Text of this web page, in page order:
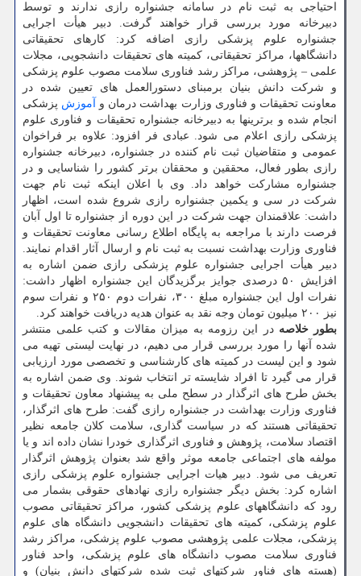
احتیاجی به ثبت نام در سامانه جشنواره رازی ندارند و توسط
دبیرخانه مورد بررسی قرار خواهند گرفت. دبیر هیأت اجرایی
جشنواره علوم پزشکی رازی اضافه کرد: کارهای تحقیقاتی
دانشگاهها، مراکز تحقیقاتی، کمیته های تحقیقات دانشجویی، مجلات
علمی – پژوهشی، مراکز رشد فناوری سلامت مصوب علوم پزشکی
و شرکت دانش بنیان برمبنای دستورالعمل های تعیین شده در
معاونت تحقیقات و فناوری وزارت بهداشت درمان و
آموزش پزشکی
انجام شده و برترینها به دبیرخانه جشنواره تحقیقات و فناوری علوم
پزشکی رازی اعلام می شود. عبادی فر افزود: علاوه بر فراخوان
عمومی و متقاضیان ثبت نام کننده در جشنواره، دبیرخانه جشنواره
رازی بطور فعال، محققین و محققان برتر کشور را شناسایی و در
جشنواره مشارکت خواهد داد. وی با اعلان اینکه ثبت نام جهت
شرکت در سی و یکمین جشنواره رازی شروع شده است، اظهار
داشت: علاقمندان جهت شرکت در این دوره از جشنواره تا اول آبان
فرصت دارند با مراجعه به پایگاه اطلاع رسانی معاونت تحقیقات و
فناوری وزارت بهداشت نسبت به ثبت نام و ارسال آثار اقدام نمایند.
دبیر هیأت اجرایی جشنواره علوم پزشکی رازی ضمن اشاره به
افزایش ۵۰ درصدی جوایز برگزیدگان این جشنواره اظهار داشت:
نفرات اول این جشنواره مبلغ ۳۰۰، نفرات دوم ۲۵۰ و نفرات سوم
نیز ۲۰۰ میلیون تومان وجه نقد به عنوان هدیه دریافت خواهند کرد.
بطور خلاصه در این رزومه به میزان مقالات و کتب علمی منتشر
شده آنها را مورد بررسی قرار می دهیم، در نهایت لیستی تهیه می
شود و این لیست در کمیته های کارشناسی و تخصصی مورد ارزیابی
قرار می گیرد تا افراد شایسته تر انتخاب شوند. وی ضمن اشاره به
بخش طرح های اثرگذار در سطح ملی به پیشنهاد معاون تحقیقات و
فناوری وزارت بهداشت در جشنواره رازی گفت: طرح های اثرگذار،
تحقیقاتی هستند که در سیاست گذاری، سلامت کلان جامعه نظیر
اقتصاد سلامت، پژوهش و فناوری اثرگذاری خودرا نشان داده اند و یا
مولفه های اجتماعی جامعه موثر واقع شد بعنوان پژوهش اثرگذار
تعریف می شود. دبیر هیات اجرایی جشنواره علوم پزشکی رازی
اشاره کرد: بخش دیگر جشنواره رازی نهادهای حقوقی بشمار می
رود که دانشگاههای علوم پزشکی کشور، مراکز تحقیقاتی مصوب
علوم پزشکی، کمیته های تحقیقات دانشجویی دانشگاه های علوم
پزشکی، مجلات علمی پژوهشی مصوب علوم پزشکی، مراکز رشد
فناوری سلامت مصوب دانشگاه های علوم پزشکی، واحد فناور
(هسته های فناور شرکتهای ثبت شده شرکتهای دانش بنیان) و